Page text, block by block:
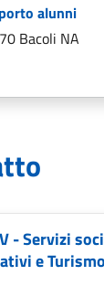
alunni
Bacoli NA
- Servizi
e Turismo